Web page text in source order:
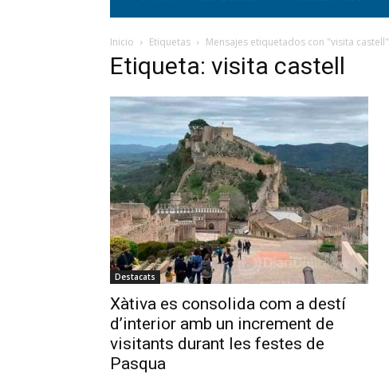
Inicio Etiquetas Mensajes etiquetados con "visita castell"
Etiqueta: visita castell
Destacats
Xàtiva es consolida com a destí
d’interior amb un increment de
visitants durant les festes de
Pasqua